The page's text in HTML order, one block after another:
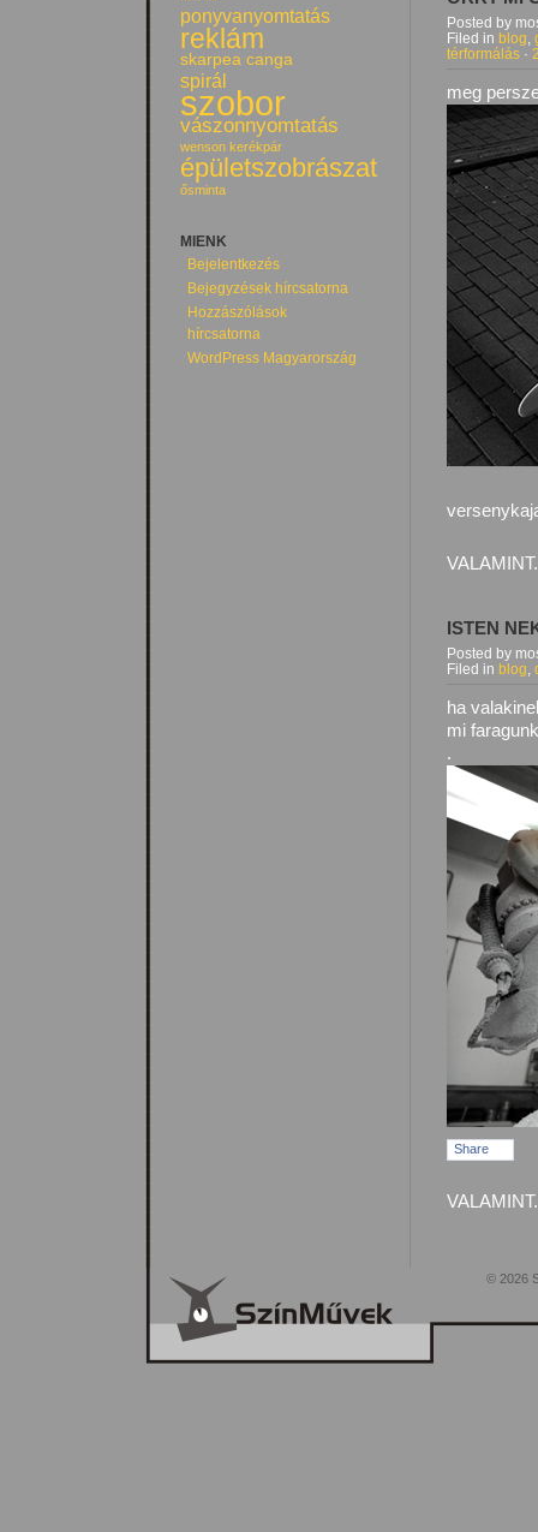
Posted by
Filed in blog,
térformálás ·
meg
ISTEN
Posted by
Filed in blog,
ha
mi
.
Share
ponyvanyomtatás
reklám
skarpea canga
spirál
szobor
vászonnyomtatás
wenson kerékpár
épületszobrászat
ősminta
MIENK
Bejelentkezés
Bejegyzések hírcsatorna
Hozzászólások
hírcsatorna
WordPress Magyarország
© 2026